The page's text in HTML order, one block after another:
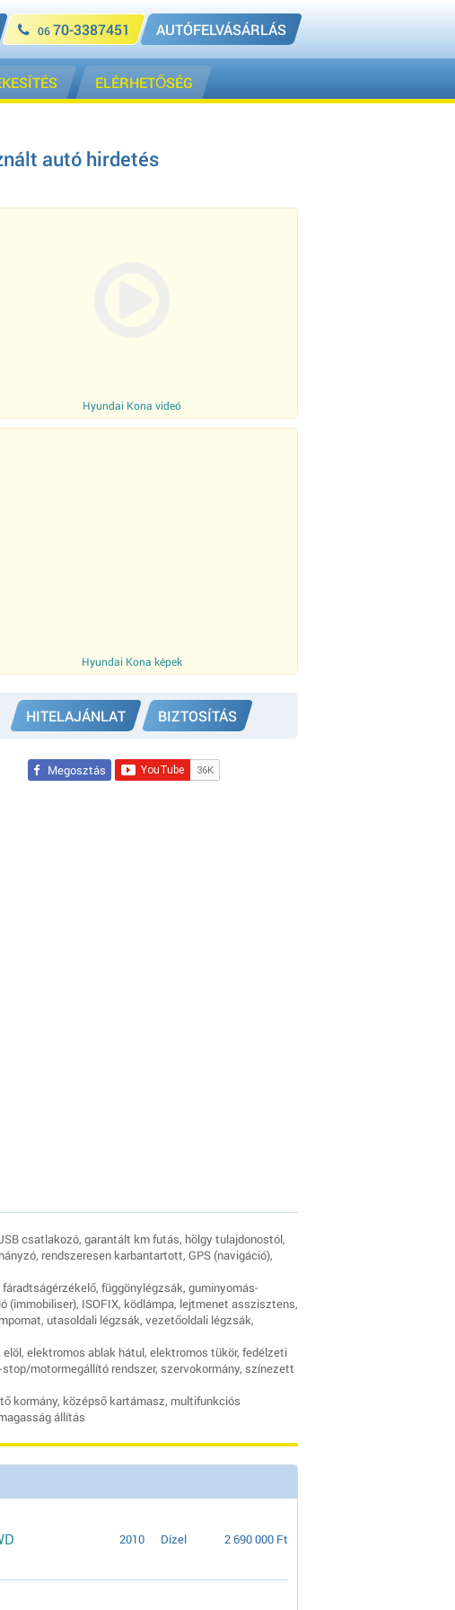
0670-3387451 AUTÓFELVÁSÁRLÁS
ELÉRHETŐSÉG
autó hirdetés
Hyundai Kona videó
Hyundai Kona képek
HITELAJÁNLAT BIZTOSÍTÁS
Megosztás
csatlakozó, garantált km futás, hölgy tulajdonostól,
rendszeresen karbantartott, GPS (navigáció),
függönylégzsák, guminyomás-
(immobiliser), ISOFIX, ködlámpa, lejtmenet asszisztens,
utasoldali légzsák, vezetőoldali légzsák,
elektromos ablak hátul, elektromos tükör, fedélzeti
motormegállító rendszer, szervokormány, színezett
kormány, középső kartámasz, multifunkciós
állítás
2010 Dízel 2 690 000 Ft